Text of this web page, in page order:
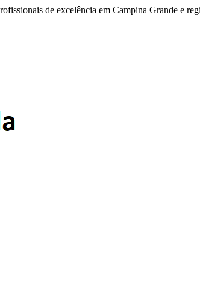
de excelência em Campina Grande e